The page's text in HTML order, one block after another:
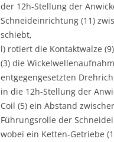
der 12h-Stellung der
Schneideinrichtung (11)
schiebt,
l) rotiert die Kontaktwalze
(3) die
entgegengesetzten
in die 12h-Stellung der
Coil (5) ein Abstand
Führungsrolle der
wobei ein Ketten-Getriebe